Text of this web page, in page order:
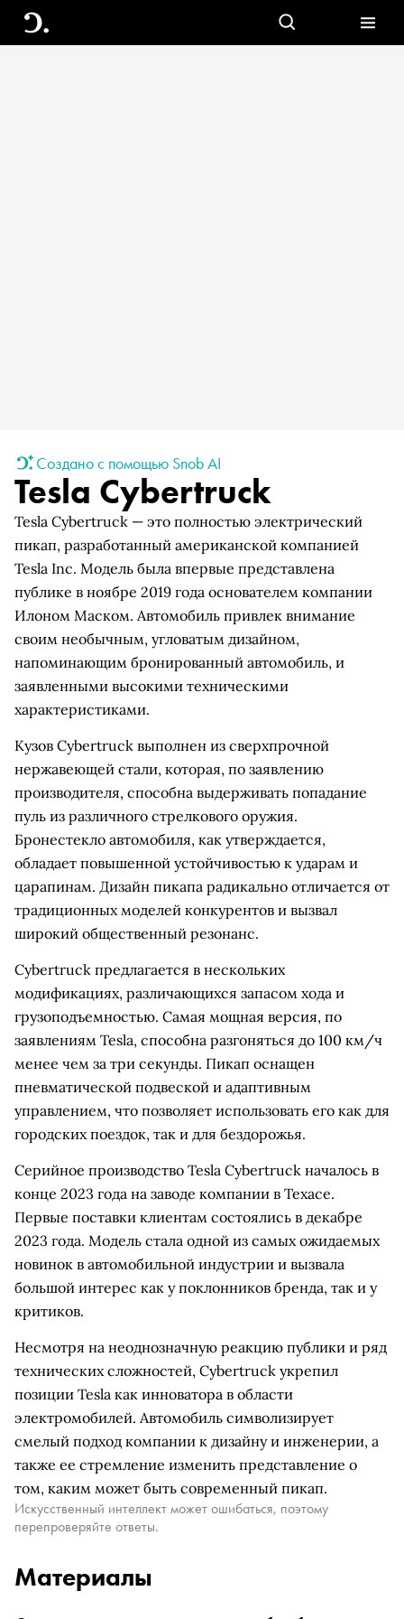
Создано с помощью Snob AI
Tesla Cybertruck
Tesla Cybertruck — это полностью электрический
пикап, разработанный американской компанией
Tesla Inc. Модель была впервые представлена
публике в ноябре 2019 года основателем компании
Илоном Маском. Автомобиль привлек внимание
своим необычным, угловатым дизайном,
напоминающим бронированный автомобиль, и
заявленными высокими техническими
характеристиками.
Кузов Cybertruck выполнен из сверхпрочной
нержавеющей стали, которая, по заявлению
производителя, способна выдерживать попадание
пуль из различного стрелкового оружия.
Бронестекло автомобиля, как утверждается,
обладает повышенной устойчивостью к ударам и
царапинам. Дизайн пикапа радикально отличается от
традиционных моделей конкурентов и вызвал
широкий общественный резонанс.
Cybertruck предлагается в нескольких
модификациях, различающихся запасом хода и
грузоподъемностью. Самая мощная версия, по
заявлениям Tesla, способна разгоняться до 100 км/ч
менее чем за три секунды. Пикап оснащен
пневматической подвеской и адаптивным
управлением, что позволяет использовать его как для
городских поездок, так и для бездорожья.
Серийное производство Tesla Cybertruck началось в
конце 2023 года на заводе компании в Техасе.
Первые поставки клиентам состоялись в декабре
2023 года. Модель стала одной из самых ожидаемых
новинок в автомобильной индустрии и вызвала
большой интерес как у поклонников бренда, так и у
критиков.
Несмотря на неоднозначную реакцию публики и ряд
технических сложностей, Cybertruck укрепил
позиции Tesla как инноватора в области
электромобилей. Автомобиль символизирует
смелый подход компании к дизайну и инженерии, а
также ее стремление изменить представление о
том, каким может быть современный пикап.
Искусственный интеллект может ошибаться, поэтому
перепроверяйте ответы.
Материалы